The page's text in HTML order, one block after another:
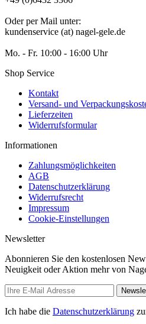
Oder per Mail unter:
kundenservice (at) nagel-gele.de
Mo. - Fr. 10:00 - 16:00 Uhr
Shop Service
Kontakt
Versand- und
Lieferzeiten
Widerrufsformular
Informationen
Zahlungsmöglichkeiten
AGB
Datenschutzerklärung
Widerrufsrecht
Impressum
Cookie-Einstellungen
Newsletter
Abonnieren Sie den kostenlosen
Neuigkeit oder Aktion mehr von
Ich habe die Datenschutzerklärung